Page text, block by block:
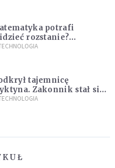
potrafi
rozstanie?
stworzyli model
tajemnicę
Zakonnik stał się